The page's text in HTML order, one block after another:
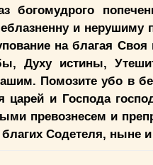
богомудрого
и нерушиму
на благая
Духу истины,
Помозите убо в
и Господа
превознесем и
Содетеля, ныне